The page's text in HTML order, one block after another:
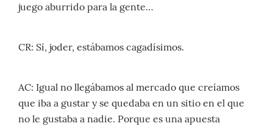
juego aburrido para la gente…
CR: Sí, joder, estábamos cagadísimos.
AC: Igual no llegábamos al mercado que creíamos
que iba a gustar y se quedaba en un sitio en el que
no le gustaba a nadie. Porque es una apuesta